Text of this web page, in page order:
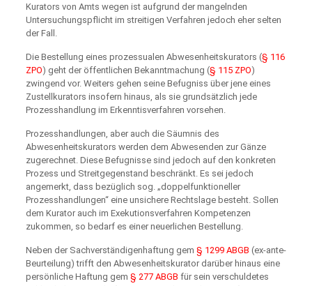
Kurators von Amts wegen ist aufgrund der mangelnden
Untersuchungspflicht im streitigen Verfahren jedoch eher selten
der Fall.
Die Bestellung eines prozessualen Abwesenheitskurators (§ 116
ZPO) geht der öffentlichen Bekanntmachung (§ 115 ZPO)
zwingend vor. Weiters gehen seine Befugniss über jene eines
Zustellkurators insofern hinaus, als sie grundsätzlich jede
Prozesshandlung im Erkenntisverfahren vorsehen.
Prozesshandlungen, aber auch die Säumnis des
Abwesenheitskurators werden dem Abwesenden zur Gänze
zugerechnet. Diese Befugnisse sind jedoch auf den konkreten
Prozess und Streitgegenstand beschränkt. Es sei jedoch
angemerkt, dass bezüglich sog. „doppelfunktioneller
Prozesshandlungen“ eine unsichere Rechtslage besteht. Sollen
dem Kurator auch im Exekutionsverfahren Kompetenzen
zukommen, so bedarf es einer neuerlichen Bestellung.
Neben der Sachverständigenhaftung gem § 1299 ABGB (ex-ante-
Beurteilung) trifft den Abwesenheitskurator darüber hinaus eine
persönliche Haftung gem § 277 ABGB für sein verschuldetes